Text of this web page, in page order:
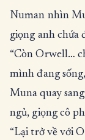
Numan nhìn
giọng anh chứa
“Còn Orwell…
mình đang
Muna quay
ngủ, giọng cô
“Lại trở về với